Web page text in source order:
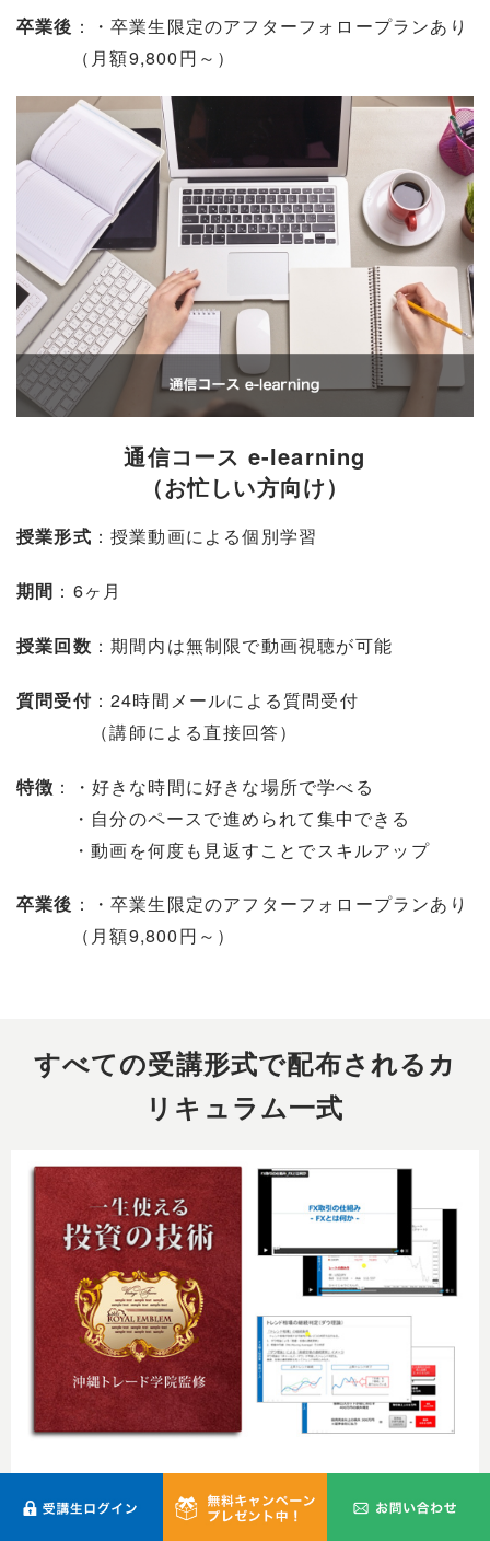
卒業後 ：・卒業生限定のアフターフォロープランあり
（月額9,800円～）
通信コース e-learning
（お忙しい方向け）
授業形式 ：授業動画による個別学習
期間 ：6ヶ月
授業回数 ：期間内は無制限で動画視聴が可能
質問受付：24時間メールによる質問受付
（講師による直接回答）
特徴 ：・好きな時間に好きな場所で学べる
・自分のペースで進められて集中できる
・動画を何度も見返すことでスキルアップ
卒業後 ：・卒業生限定のアフターフォロープランあり
（月額9,800円～）
すべての受講形式で配布されるカ
リキュラム一式
・元金融機関プロ為替ディーラー監修